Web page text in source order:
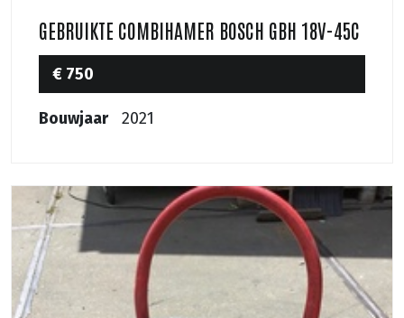
GEBRUIKTE COMBIHAMER BOSCH GBH 18V-45C
€ 750
Bouwjaar 2021